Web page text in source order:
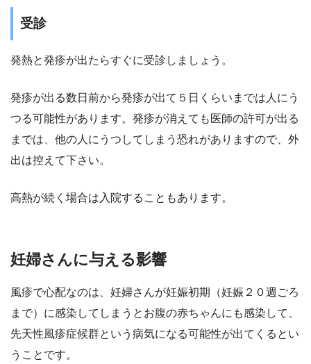
受診
発熱と発疹が出たらすぐに受診しましょう。
発疹が出る数日前から発疹が出て５日くらいまでは人にう
つる可能性があります。発疹が消えても医師の許可が出る
までは、他の人にうつしてしまう恐れがありますので、外
出は控えて下さい。
高熱が続く場合は入院することもあります。
妊婦さんに与える影響
風疹で心配なのは、妊婦さんが妊娠初期（妊娠２０週ごろ
まで）に感染してしまうとお腹の赤ちゃんにも感染して、
先天性風疹症候群という病気になる可能性が出てくるとい
うことです。